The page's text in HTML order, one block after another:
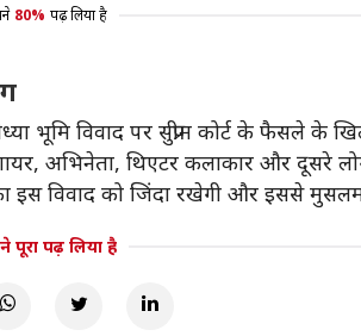
80% पढ़ लिया है
भूमि विवाद पर सुप्रीम कोर्ट के फैसले के
शायर, अभिनेता, थिएटर कलाकार और दूसरे
इस विवाद को जिंदा रखेगी और इससे
पूरा पढ़ लिया है